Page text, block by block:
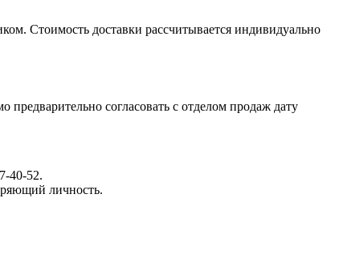
Стоимость доставки рассчитывается индивидуально
согласовать с отделом продаж дату
40-52.
личность.